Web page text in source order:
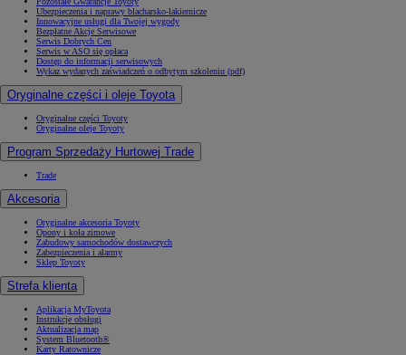
Ubezpieczenia i naprawy blacharsko-lakiernicze
Innowacyjne usługi dla Twojej wygody
Bezpłatne Akcje Serwisowe
Serwis Dobrych Cen
Serwis w ASO się opłaca
Dostęp do informacji serwisowych
Wykaz wydanych zaświadczeń o odbytym szkoleniu (pdf)
Oryginalne części i oleje Toyota
Oryginalne części Toyoty
Oryginalne oleje Toyoty
Program Sprzedaży Hurtowej Trade
Trade
Akcesoria
Oryginalne akcesoria Toyoty
Opony i koła zimowe
Zabudowy samochodów dostawczych
Zabezpieczenia i alarmy
Sklep Toyoty
Strefa klienta
Aplikacja MyToyota
Instrukcje obsługi
Aktualizacja map
System Bluetooth®
Karty Ratownicze